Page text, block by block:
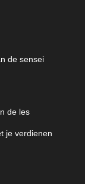
de sensei
de les
je verdienen